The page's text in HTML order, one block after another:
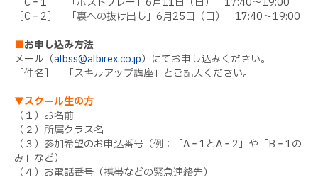
［C‐2］ 「裏への抜け出し」6月25日（日） 17:40～19:00
■お申し込み方法
メール（albss@albirex.co.jp）にてお申し込みください。
［件名］ 「スキルアップ講座」とご記入ください。
▼スクール生の方
（１）お名前
（２）所属クラス名
（３）参加希望のお申込番号（例：「A‐1とA‐2」や「B‐1の
み」など）
（４）お電話番号（携帯などの緊急連絡先）